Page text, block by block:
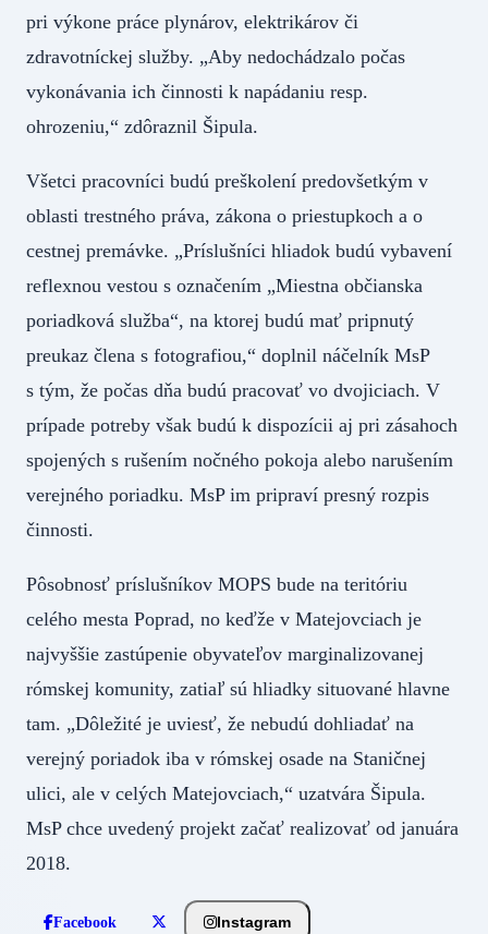
pri výkone práce plynárov, elektrikárov či
zdravotníckej služby. „Aby nedochádzalo počas
vykonávania ich činnosti k napádaniu resp.
ohrozeniu,“ zdôraznil Šipula.
Všetci pracovníci budú preškolení predovšetkým v
oblasti trestného práva, zákona o priestupkoch a o
cestnej premávke. „Príslušníci hliadok budú vybavení
reflexnou vestou s označením „Miestna občianska
poriadková služba“, na ktorej budú mať pripnutý
preukaz člena s fotografiou,“ doplnil náčelník MsP
s tým, že počas dňa budú pracovať vo dvojiciach. V
prípade potreby však budú k dispozícii aj pri zásahoch
spojených s rušením nočného pokoja alebo narušením
verejného poriadku. MsP im pripraví presný rozpis
činnosti.
Pôsobnosť príslušníkov MOPS bude na teritóriu
celého mesta Poprad, no keďže v Matejovciach je
najvyššie zastúpenie obyvateľov marginalizovanej
rómskej komunity, zatiaľ sú hliadky situované hlavne
tam. „Dôležité je uviesť, že nebudú dohliadať na
verejný poriadok iba v rómskej osade na Staničnej
ulici, ale v celých Matejovciach,“ uzatvára Šipula.
MsP chce uvedený projekt začať realizovať od januára
2018.
Facebook Instagram